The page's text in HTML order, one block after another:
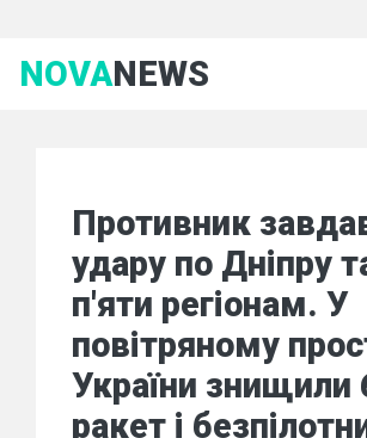
NOVANEWS
Противник
удару по Дніпру
п'яти регіонам. У
повітряному
України знищили
ракет і